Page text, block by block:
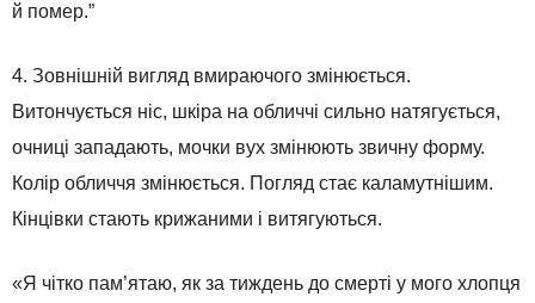
й помер.”
4. Зовнішній вигляд вмираючого змінюється.
Витончується ніс, шкіра на обличчі сильно натягується,
очниці западають, мочки вух змінюють звичну форму.
Колір обличчя змінюється. Погляд стає каламутнішим.
Кінцівки стають крижаними і витягуються.
«Я чітко пам’ятаю, як за тиждень до смерті у мого хлопця